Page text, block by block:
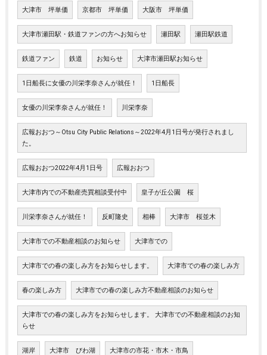
大津市 坪単価 京都市 坪単価 大阪市 坪単価
大津市瀬田駅・鉄道ファンの方へお知らせ 瀬田駅 瀬田駅鉄道
鉄道ファン 鉄道 お知らせ 大津市瀬田駅お知らせ
1日船長に女優の川栄李奈さんが就任！ 1日船長
女優の川栄李奈さんが就任！ 川栄李奈
広報おおつ～Otsu City Public Relations～2022年4月1日号が発行されまし
た。
広報おおつ2022年4月1日号 広報おおつ
大津市内での不動産売買相談受付中 皇子が丘公園 桜
川栄李奈さんが就任！ 反町隆史 相棒 大津市 桜並木
大津市での不動産相談のお知らせ 大津市での
大津市での春の楽しみ方をお知らせします。 大津市での春の楽しみ方
春の楽しみ方 大津市での春の楽しみ方不動産相談のお知らせ
大津市での春の楽しみ方をお知らせします。 大津市での不動産相談のお知
らせ
湖岸 大津市 びわ湖 大津市の市花・市木・市鳥